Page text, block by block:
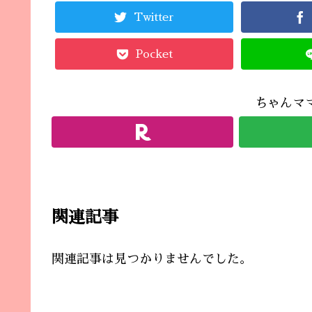
Twitter
Pocket
ちゃんマ
関連記事
関連記事は見つかりませんでした。